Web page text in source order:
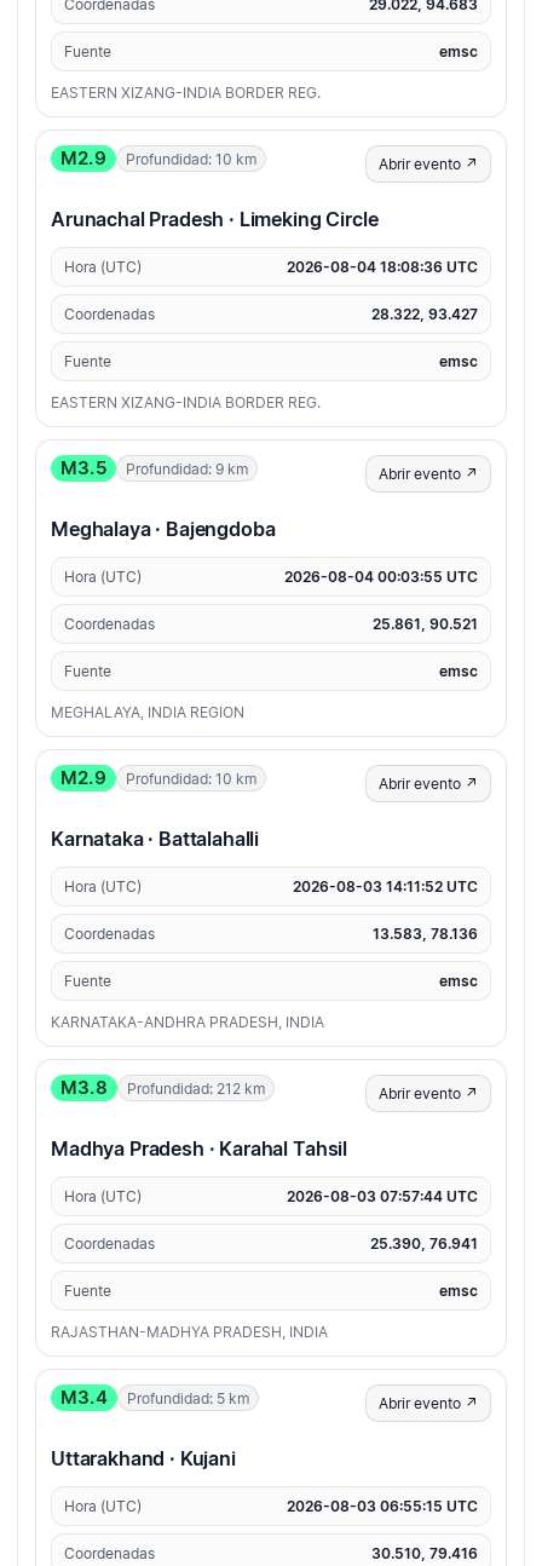
Coordenadas 29.022, 94.683
Fuente emsc
EASTERN XIZANG-INDIA BORDER REG.
M2.9 Profundidad: 10 km Abrir evento ↗
Arunachal Pradesh · Limeking Circle
Hora (UTC) 2026-08-04 18:08:36 UTC
Coordenadas 28.322, 93.427
Fuente emsc
EASTERN XIZANG-INDIA BORDER REG.
M3.5 Profundidad: 9 km Abrir evento ↗
Meghalaya · Bajengdoba
Hora (UTC) 2026-08-04 00:03:55 UTC
Coordenadas 25.861, 90.521
Fuente emsc
MEGHALAYA, INDIA REGION
M2.9 Profundidad: 10 km Abrir evento ↗
Karnataka · Battalahalli
Hora (UTC) 2026-08-03 14:11:52 UTC
Coordenadas 13.583, 78.136
Fuente emsc
KARNATAKA-ANDHRA PRADESH, INDIA
M3.8 Profundidad: 212 km Abrir evento ↗
Madhya Pradesh · Karahal Tahsil
Hora (UTC) 2026-08-03 07:57:44 UTC
Coordenadas 25.390, 76.941
Fuente emsc
RAJASTHAN-MADHYA PRADESH, INDIA
M3.4 Profundidad: 5 km Abrir evento ↗
Uttarakhand · Kujani
Hora (UTC) 2026-08-03 06:55:15 UTC
Coordenadas 30.510, 79.416